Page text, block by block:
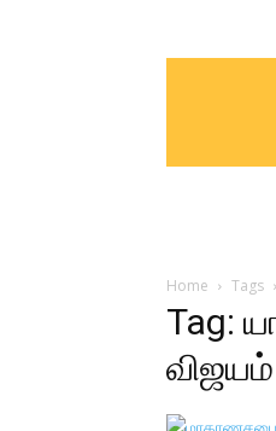
Home Tags
Tag:
விஜயம்